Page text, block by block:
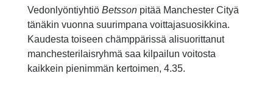
Vedonlyöntiyhtiö Betssonpitää Manchester Cityä
tänäkin vuonna suurimpana voittajasuosikkina.
Kaudesta toiseen chämppärissä alisuorittanut
manchesterilaisryhmä saa kilpailun voitosta
kaikkein pienimmän kertoimen, 4.35.